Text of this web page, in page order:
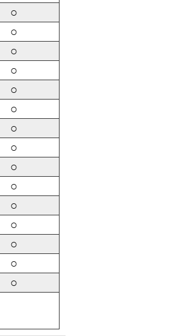
○
○
○
○
○
○
○
○
○
○
○
○
○
○
○